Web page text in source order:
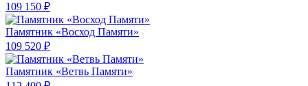
109 150 ₽
Памятник «Восход Памяти»
109 520 ₽
Памятник «Ветвь Памяти»